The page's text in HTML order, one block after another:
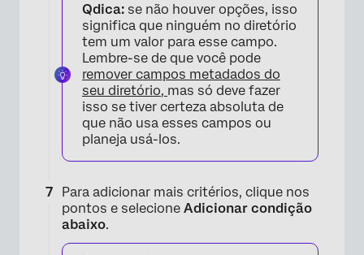
×
Qdica: se não houver opções, isso
significa que ninguém no diretório
tem um valor para esse campo.
Lembre-se de que você pode
remover campos metadados do
seu diretório, mas só deve fazer
isso se tiver certeza absoluta de
que não usa esses campos ou
planeja usá-los.
Para adicionar mais critérios, clique nos
pontos e selecione Adicionar condição
abaixo.